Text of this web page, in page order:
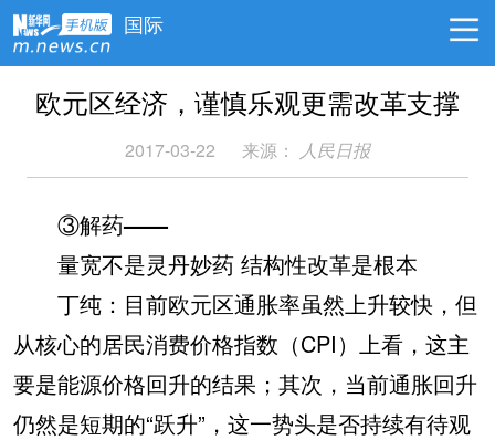
国际
欧元区经济，谨慎乐观更需改革支撑
2017-03-22 来源： 人民日报
③解药——
量宽不是灵丹妙药 结构性改革是根本
丁纯：目前欧元区通胀率虽然上升较快，但
从核心的居民消费价格指数（CPI）上看，这主
要是能源价格回升的结果；其次，当前通胀回升
仍然是短期的“跃升”，这一势头是否持续有待观